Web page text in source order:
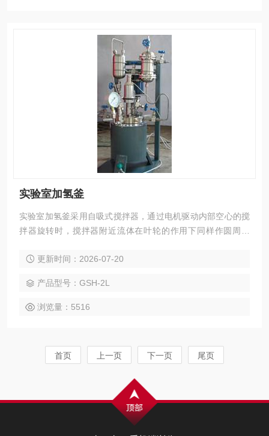
实验室加氢釜
实验室加氢釜采用自吸式搅拌器，通过电机驱动内部空心的搅
拌器旋转时，搅拌器附近流体在叶轮的作用下同样作圆周运
内部形成负压区，而自吸式搅拌器内部是通过空心轴与气相相
相。
更新时间：2026-07-20
产品型号：GSH-2L
浏览量：5516
首页 上一页 下一页 尾页